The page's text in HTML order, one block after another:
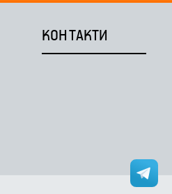
КОНТАКТИ